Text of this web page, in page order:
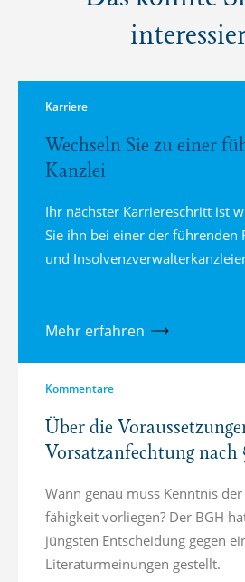
Karriere
Wechseln Sie zu einer
Kanzlei
Ihr nächster Karriereschritt ist
Sie ihn bei einer der führenden
und
Mehr erfahren
Kommentare
Über die
Vorsatzanfechtung nach
Wann genau muss Kenntnis
fähigkeit vorliegen? Der BGH
jüngsten Entscheidung gegen
Literaturmeinungen gestellt.